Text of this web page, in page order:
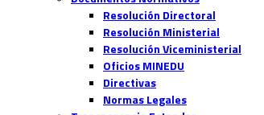
Resolución Directoral
Resolución Ministerial
Resolución Viceministerial
Oficios MINEDU
Directivas
Normas Legales